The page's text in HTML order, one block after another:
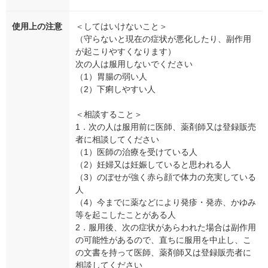
使用上の注意
＜してはいけないこと＞
（守らないと現在の症状が悪化したり、副作用
が起こりやすくなります）
次の人は服用しないでください
（1）胃腸の弱い人
（2）下痢しやすい人
＜相談すること＞
1．次の人は服用前に医師、薬剤師又は登録販売
者に相談してください
（1）医師の治療を受けている人
（2）妊婦又は妊娠していると思われる人
（3）のぼせが強く赤ら顔で体力の充実している
人
（4）今までに薬などにより発疹・発赤、かゆみ
等を起こしたことがある人
2．服用後、次の症状があらわれた場合は副作用
の可能性があるので、直ちに服用を中止し、こ
の文書を持って医師、薬剤師又は登録販売者に
相談してください